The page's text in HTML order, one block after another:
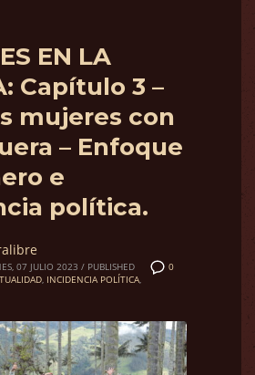
EN LA
Capítulo 3 –
mujeres con
– Enfoque
e
política.
0
07 JULIO 2023 / PUBLISHED
, INCIDENCIA POLÍTICA,